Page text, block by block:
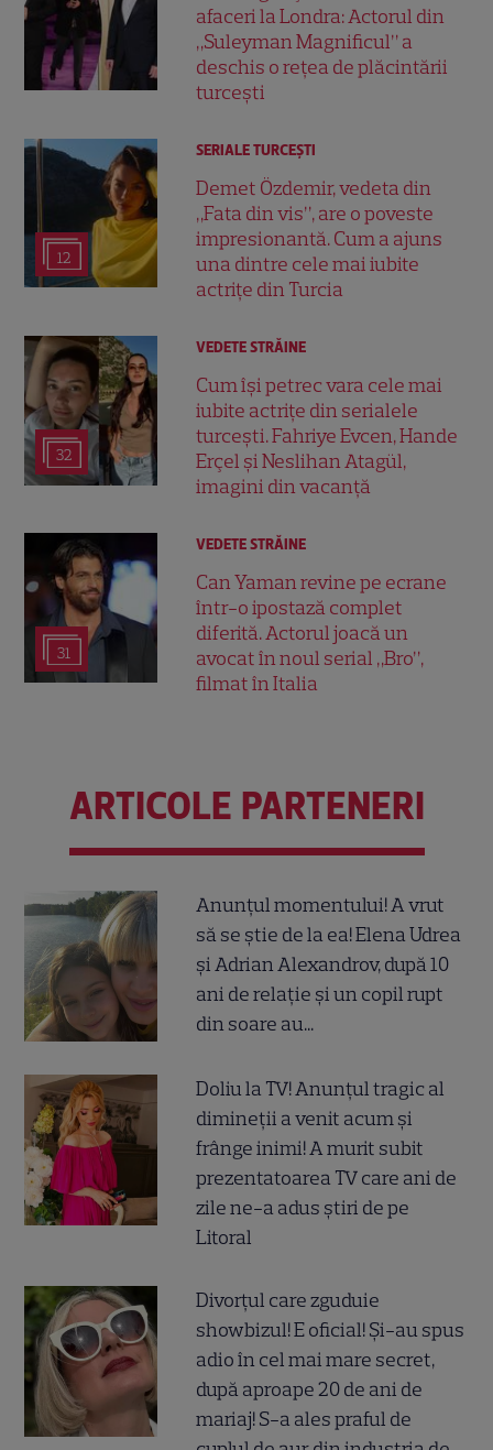
afaceri la Londra: Actorul din
„Suleyman Magnificul” a
deschis o rețea de plăcintării
turcești
12
SERIALE TURCEŞTI
Demet Özdemir, vedeta din
„Fata din vis”, are o poveste
impresionantă. Cum a ajuns
una dintre cele mai iubite
actrițe din Turcia
32
VEDETE STRĂINE
Cum își petrec vara cele mai
iubite actrițe din serialele
turcești. Fahriye Evcen, Hande
Erçel și Neslihan Atagül,
imagini din vacanță
31
VEDETE STRĂINE
Can Yaman revine pe ecrane
într-o ipostază complet
diferită. Actorul joacă un
avocat în noul serial „Bro”,
filmat în Italia
ARTICOLE PARTENERI
Anunțul momentului! A vrut
să se știe de la ea! Elena Udrea
și Adrian Alexandrov, după 10
ani de relație și un copil rupt
din soare au...
Doliu la TV! Anunțul tragic al
dimineții a venit acum și
frânge inimi! A murit subit
prezentatoarea TV care ani de
zile ne-a adus știri de pe
Litoral
Divorțul care zguduie
showbizul! E oficial! Și-au spus
adio în cel mai mare secret,
după aproape 20 de ani de
mariaj! S-a ales praful de